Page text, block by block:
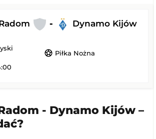
- Dynamo Kijów
sports_soccer Piłka Nożna
- Dynamo Kijów –